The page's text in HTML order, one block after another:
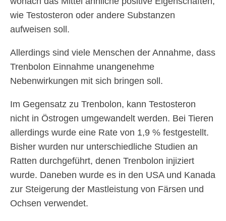
wie Testosteron oder andere Substanzen
aufweisen soll.
Allerdings sind viele Menschen der Annahme, dass
Trenbolon Einnahme unangenehme
Nebenwirkungen mit sich bringen soll.
Im Gegensatz zu Trenbolon, kann Testosteron
nicht in Östrogen umgewandelt werden. Bei Tieren
allerdings wurde eine Rate von 1,9 % festgestellt.
Bisher wurden nur unterschiedliche Studien an
Ratten durchgeführt, denen Trenbolon injiziert
wurde. Daneben wurde es in den USA und Kanada
zur Steigerung der Mastleistung von Färsen und
Ochsen verwendet.